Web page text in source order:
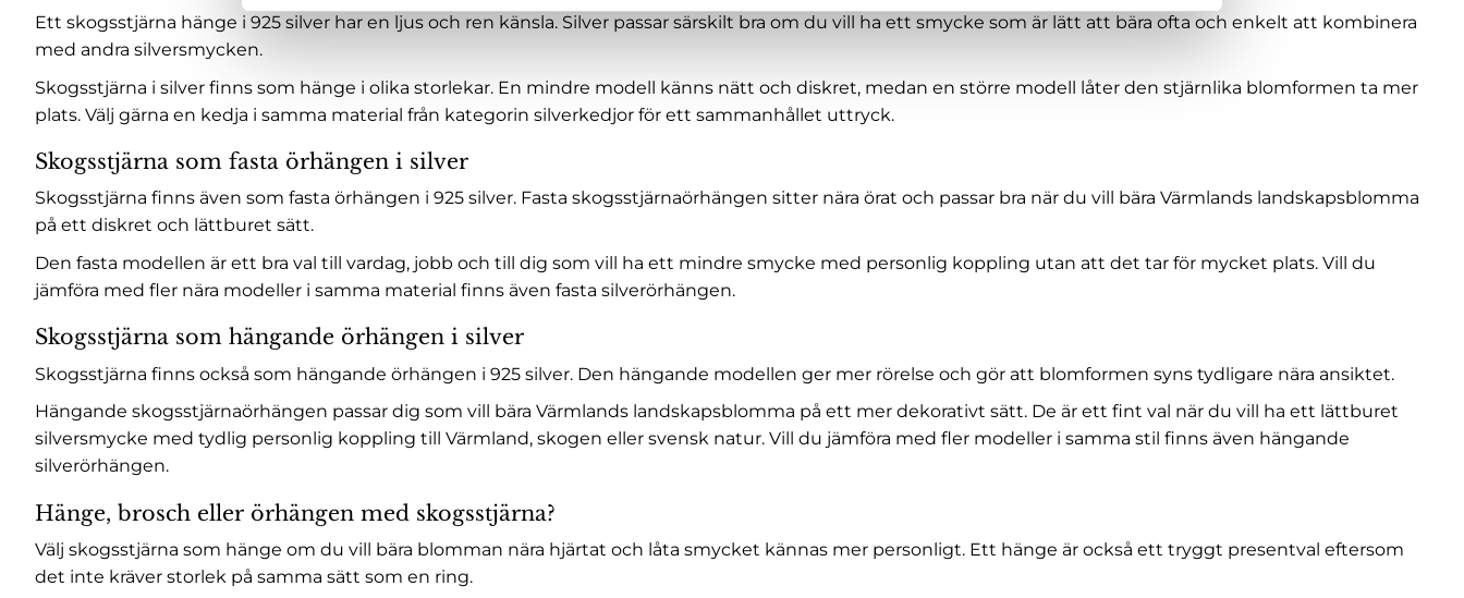
s
v
l
Ett skogsstjärna hänge i 925 silver har en ljus och ren känsla. Silver passar särskilt bra om du vill ha ett smycke som är lätt att bära ofta och enkelt att kombinera
med andra silversmycken.
Skogsstjärna i silver finns som hänge i olika storlekar. En mindre modell känns nätt och diskret, medan en större modell låter den stjärnlika blomformen ta mer
plats. Välj gärna en kedja i samma material från kategorin silverkedjor för ett sammanhållet uttryck.
Skogsstjärna som fasta örhängen i silver
Skogsstjärna finns även som fasta örhängen i 925 silver. Fasta skogsstjärnaörhängen sitter nära örat och passar bra när du vill bära Värmlands landskapsblomma
på ett diskret och lättburet sätt.
Den fasta modellen är ett bra val till vardag, jobb och till dig som vill ha ett mindre smycke med personlig koppling utan att det tar för mycket plats. Vill du
jämföra med fler nära modeller i samma material finns även fasta silverörhängen.
Skogsstjärna som hängande örhängen i silver
Skogsstjärna finns också som hängande örhängen i 925 silver. Den hängande modellen ger mer rörelse och gör att blomformen syns tydligare nära ansiktet.
Hängande skogsstjärnaörhängen passar dig som vill bära Värmlands landskapsblomma på ett mer dekorativt sätt. De är ett fint val när du vill ha ett lättburet
silversmycke med tydlig personlig koppling till Värmland, skogen eller svensk natur. Vill du jämföra med fler modeller i samma stil finns även hängande
silverörhängen.
Hänge, brosch eller örhängen med skogsstjärna?
Välj skogsstjärna som hänge om du vill bära blomman nära hjärtat och låta smycket kännas mer personligt. Ett hänge är också ett tryggt presentval eftersom
det inte kräver storlek på samma sätt som en ring.